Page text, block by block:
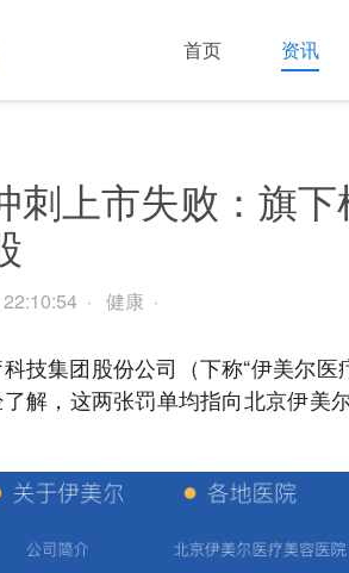
首页 资讯
刺上市失败：旗
· 健康 ·
技集团股份公司（下称“伊美尔医
解，这两张罚单均指向北京伊美